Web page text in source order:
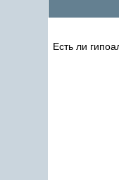
Есть ли